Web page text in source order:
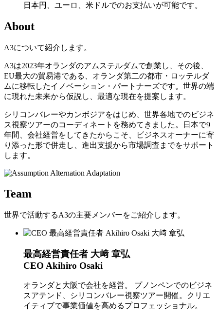
日本円、ユーロ、米ドルでのお支払いが可能です。
About
A3について紹介します。
A3は2023年オランダのアムステルダムで創業し、その後、
EU最大の貿易港である、オランダ第二の都市・ロッテルダ
ムに移転したイノベーション・パートナーズです。世界の端
に現れた未来から仮説し、最適な現在を提案します。
シリコンバレーやカンボジアをはじめ、世界各地でのビジネ
ス視察ツアーのコーディネートを務めてきました。日本で9
年間、会社経営をしてきたからこそ、ビジネスオーナーに寄
り添った形で併走し、進出支援から市場調査までをサポート
します。
Team
世界で活動するA3の主要メンバーをご紹介します。
最高経営責任者 大﨑 章弘
CEO Akihiro Osaki
オランダと大阪で会社を経営。 プノンペンでのビジネ
スアテンド、シリコンバレー視察ツアー開催。クリエ
イティブで事業価値を高めるプロフェッショナル。